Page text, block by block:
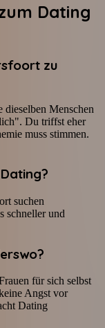
Dating
zu
dieselben Menschen
Du triffst eher
muss stimmen.
suchen
schneller und
für sich selbst
Angst vor
Dating